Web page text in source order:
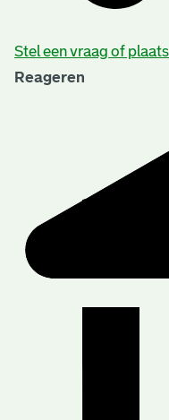
Stel een vraag of
Reageren